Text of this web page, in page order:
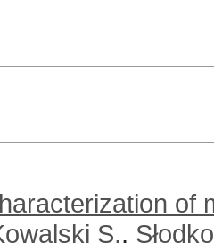
of
S.,